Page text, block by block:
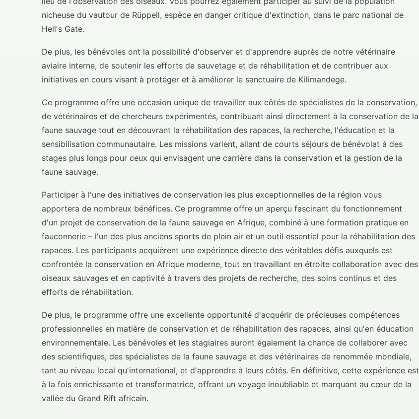
nicheuse du vautour de Rüppell, espèce en danger critique d'extinction, dans le parc national de
Hell's Gate.
De plus, les bénévoles ont la possibilité d'observer et d'apprendre auprès de notre vétérinaire
aviaire interne, de soutenir les efforts de sauvetage et de réhabilitation et de contribuer aux
initiatives en cours visant à protéger et à améliorer le sanctuaire de Kilimandege.
Ce programme offre une occasion unique de travailler aux côtés de spécialistes de la conservation,
de vétérinaires et de chercheurs expérimentés, contribuant ainsi directement à la conservation de la
faune sauvage tout en découvrant la réhabilitation des rapaces, la recherche, l'éducation et la
sensibilisation communautaire. Les missions varient, allant de courts séjours de bénévolat à des
stages plus longs pour ceux qui envisagent une carrière dans la conservation et la gestion de la
faune sauvage.
Participer à l'une des initiatives de conservation les plus exceptionnelles de la région vous
apportera de nombreux bénéfices. Ce programme offre un aperçu fascinant du fonctionnement
d'un projet de conservation de la faune sauvage en Afrique, combiné à une formation pratique en
fauconnerie – l'un des plus anciens sports de plein air et un outil essentiel pour la réhabilitation des
rapaces. Les participants acquièrent une expérience directe des véritables défis auxquels est
confrontée la conservation en Afrique moderne, tout en travaillant en étroite collaboration avec des
oiseaux sauvages et en captivité à travers des projets de recherche, des soins continus et des
efforts de réhabilitation.
De plus, le programme offre une excellente opportunité d'acquérir de précieuses compétences
professionnelles en matière de conservation et de réhabilitation des rapaces, ainsi qu'en éducation
environnementale. Les bénévoles et les stagiaires auront également la chance de collaborer avec
des scientifiques, des spécialistes de la faune sauvage et des vétérinaires de renommée mondiale,
tant au niveau local qu'international, et d'apprendre à leurs côtés. En définitive, cette expérience est
à la fois enrichissante et transformatrice, offrant un voyage inoubliable et marquant au cœur de la
vallée du Grand Rift africain.